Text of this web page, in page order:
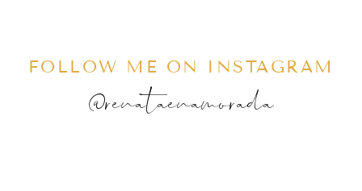
FOLLOW ME ON INSTAGRAM
@renataenamorada